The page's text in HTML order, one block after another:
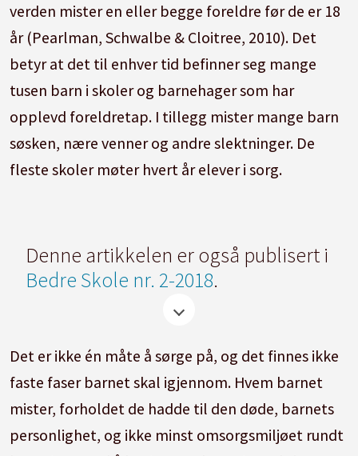
verden mister en eller begge foreldre før de er 18
år (Pearlman, Schwalbe & Cloitree, 2010). Det
betyr at det til enhver tid befinner seg mange
tusen barn i skoler og barnehager som har
opplevd foreldretap. I tillegg mister mange barn
søsken, nære venner og andre slektninger. De
fleste skoler møter hvert år elever i sorg.
Denne artikkelen er også publisert i
Bedre Skole nr. 2-2018.
Det er ikke én måte å sørge på, og det finnes ikke
faste faser barnet skal igjennom. Hvem barnet
mister, forholdet de hadde til den døde, barnets
personlighet, og ikke minst omsorgsmiljøet rundt